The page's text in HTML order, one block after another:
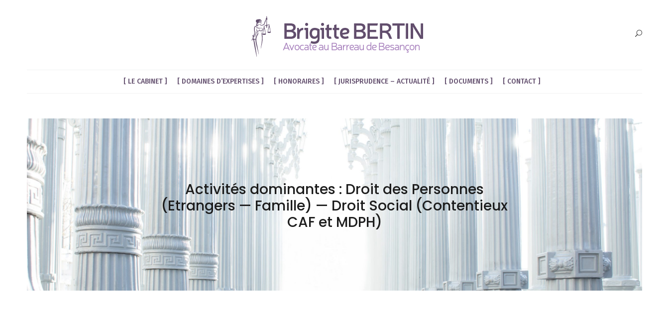
LE CABINET DOMAINES D’EXPERTISES HONORAIRES JURISPRUDENCE – ACTUALITÉ DOCUMENTS CONTACT
Activités dominantes : Droit des Personnes
(Etrangers — Famille) — Droit Social (Contentieux
CAF et MDPH)